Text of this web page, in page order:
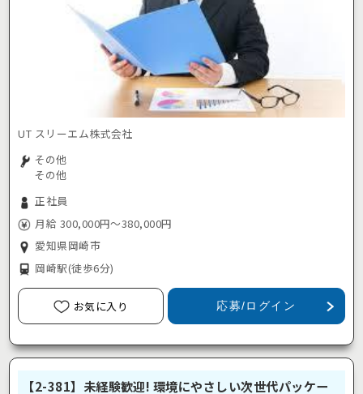
UT スリーエム株式会社
その他
その他
正社員
月給 300,000円～380,000円
愛知県岡崎市
岡崎駅(徒歩6分)
お気に入り 応募/ログイン
【2-381】未経験歓迎! 環境にやさしい次世代パッケー